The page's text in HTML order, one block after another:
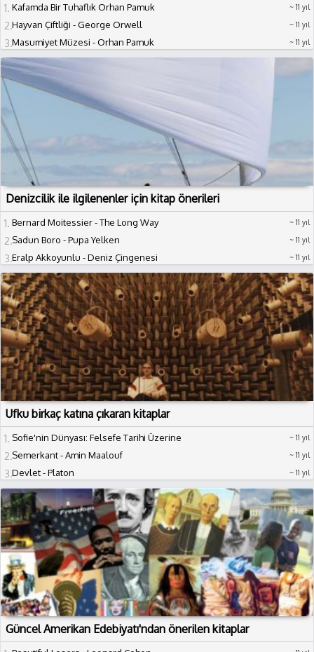
1 11 yıl
Kafamda Bir Tuhaflık Orhan Pamuk
2 11 yıl
Hayvan Çiftliği - George Orwell
3 11 yıl
Masumiyet Müzesi - Orhan Pamuk
Denizcilik ile ilgilenenler için kitap önerileri
1 11 yıl
Bernard Moitessier - The Long Way
2 11 yıl
Sadun Boro - Pupa Yelken
3 11 yıl
Eralp Akkoyunlu - Deniz Çingenesi
Ufku birkaç katına çıkaran kitaplar
1 11 yıl
Sofie'nin Dünyası: Felsefe Tarihi Üzerine Bir Roman - Jostein Gaarder
2 11 yıl
Semerkant - Amin Maalouf
3 11 yıl
Devlet - Platon
Güncel Amerikan Edebiyatı'ndan önerilen kitaplar